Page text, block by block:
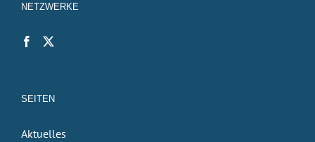
NETZWERKE
SEITEN
Aktuelles